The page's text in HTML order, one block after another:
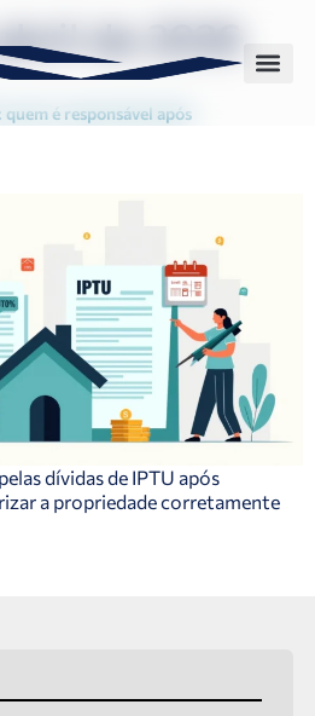
de 2026
é responsável após
dívidas de IPTU após
a propriedade corretamente